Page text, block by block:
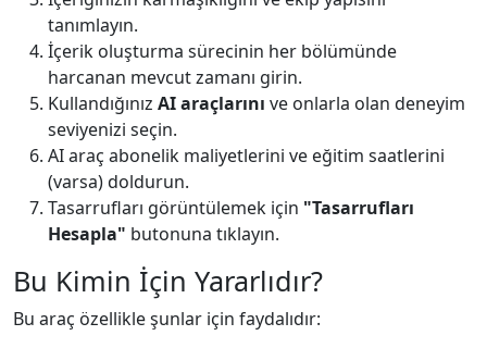
tanımlayın.
İçerik oluşturma sürecinin her bölümünde
harcanan mevcut zamanı girin.
Kullandığınız AI araçlarını ve onlarla olan deneyim
seviyenizi seçin.
AI araç abonelik maliyetlerini ve eğitim saatlerini
(varsa) doldurun.
Tasarrufları görüntülemek için "Tasarrufları
Hesapla" butonuna tıklayın.
Bu Kimin İçin Yararlıdır?
Bu araç özellikle şunlar için faydalıdır: